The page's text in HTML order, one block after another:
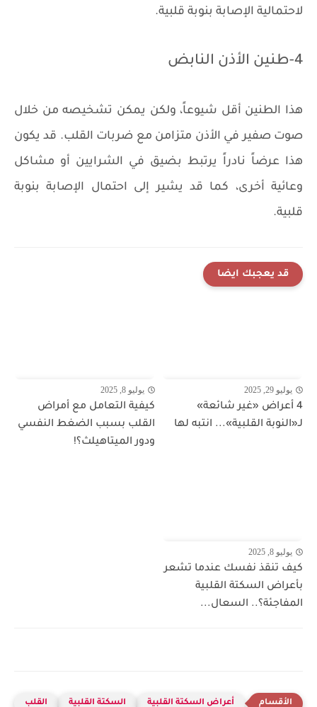
لاحتمالية الإصابة بنوبة قلبية.
4-طنين الأذن النابض
هذا الطنين أقل شيوعاً، ولكن يمكن تشخيصه من خلال
صوت صفير في الأذن متزامن مع ضربات القلب. قد يكون
هذا عرضاً نادراً يرتبط بضيق في الشرايين أو مشاكل
وعائية أخرى، كما قد يشير إلى احتمال الإصابة بنوبة
قلبية.
قد يعجبك ايضا
يوليو 29, 2025
4 أعراض «غير شائعة»
لـ«النوبة القلبية»... انتبه لها
يوليو 8, 2025
كيفية التعامل مع أمراض
القلب بسبب الضغط النفسي
ودور الميتاهيلث؟!
يوليو 8, 2025
كيف تنقذ نفسك عندما تشعر
بأعراض السكتة القلبية
المفاجئة؟.. السعال...
أعراض السكتة القلبية السكتة القلبية القلب